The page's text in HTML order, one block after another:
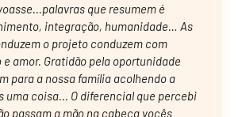
que resumem é
integração, humanidade… As
o projeto conduzem com
e amor. Gratidão pela oportunidade
para a nossa família acolhendo a
uma coisa... O diferencial que percebi
passam a mão na cabeça vocês